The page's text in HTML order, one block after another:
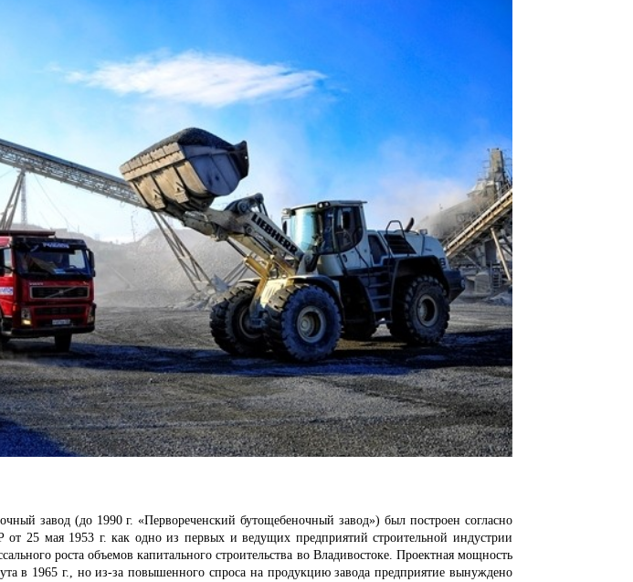
завод (до 1990 г. «Первореченский бутощебеночный завод») был построен согласно
25 мая 1953 г. как одно из первых и ведущих предприятий строительной индустрии
роста объемов капитального строительства во Владивостоке. Проектная мощность
в 1965 г., но из-за повышенного спроса на продукцию завода предприятие вынуждено